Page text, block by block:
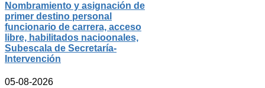
Nombramiento y asignación de
primer destino personal
funcionario de carrera, acceso
libre, habilitados nacioonales,
Subescala de Secretaría-
Intervención
05-08-2026